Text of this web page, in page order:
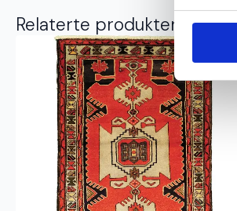
Relaterte produkter